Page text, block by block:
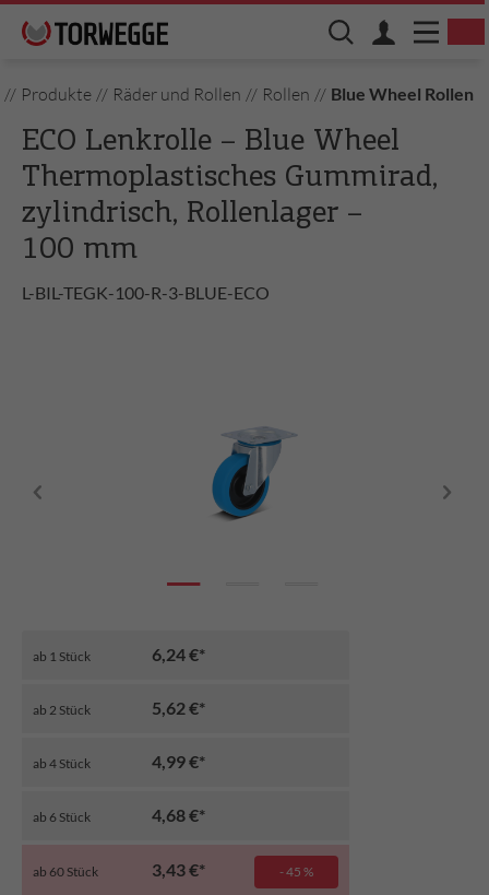
// Produkte // Räder und Rollen // Rollen // Blue Wheel Rollen
ECO Lenkrolle – Blue Wheel
Thermoplastisches Gummirad,
zylindrisch, Rollenlager –
100 mm
L-BIL-TEGK-100-R-3-BLUE-ECO
ab 1 Stück 6,24 €*
ab 2 Stück 5,62 €*
ab 4 Stück 4,99 €*
ab 6 Stück 4,68 €*
ab 60 Stück 3,43 €* - 45 %